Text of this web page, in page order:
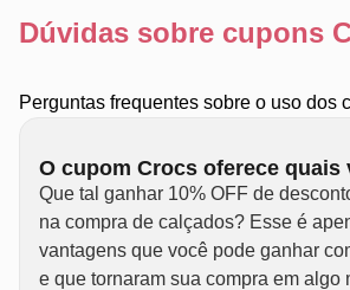
Dúvidas sobre cupons
Perguntas frequentes sobre o uso dos
O cupom Crocs oferece quais
Que tal ganhar 10% OFF de
na compra de calçados? Esse é
vantagens que você pode ganhar
e que tornaram sua compra em algo